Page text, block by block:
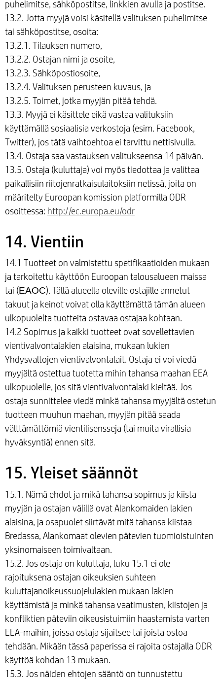
puhelimitse, sähköpostitse, linkkien avulla ja postitse.
13.2. Jotta myyjä voisi käsitellä valituksen puhelimitse
tai sähköpostitse, osoita:
13.2.1. Tilauksen numero,
13.2.2. Ostajan nimi ja osoite,
13.2.3. Sähköpostiosoite,
13.2.4. Valituksen perusteen kuvaus, ja
13.2.5. Toimet, jotka myyjän pitää tehdä.
13.3. Myyjä ei käsittele eikä vastaa valituksiin
käyttämällä sosiaalisia verkostoja (esim. Facebook,
Twitter), jos tätä vaihtoehtoa ei tarvittu nettisivulla.
13.4. Ostaja saa vastauksen valitukseensa 14 päivän.
13.5. Ostaja (kuluttaja) voi myös tiedottaa ja valittaa
paikallisiin riitojenratkaisulaitoksiin netissä, joita on
määritelty Euroopan komission platformilla ODR
osoittessa: http://ec.europa.eu/odr
14. Vientiin
14.1 Tuotteet on valmistettu spetifikaatioiden mukaan
ja tarkoitettu käyttöön Euroopan talousalueen maissa
tai (ЕАОС). Tällä alueella oleville ostajille annetut
takuut ja keinot voivat olla käyttämättä tämän alueen
ulkopuolelta tuotteita ostavaa ostajaa kohtaan.
14.2 Sopimus ja kaikki tuotteet ovat sovellettavien
vientivalvontalakien alaisina, mukaan lukien
Yhdysvaltojen vientivalvontalait. Ostaja ei voi viedä
myyjältä ostettua tuotetta mihin tahansa maahan EEA
ulkopuolelle, jos sitä vientivalvontalaki kieltää. Jos
ostaja sunnittelee viedä minkä tahansa myyjältä ostetun
tuotteen muuhun maahan, myyjän pitää saada
välttämättömiä vientilisensseja (tai muita virallisia
hyväksyntiä) ennen sitä.
15. Yleiset säännöt
15.1. Nämä ehdot ja mikä tahansa sopimus ja kiista
myyjän ja ostajan välillä ovat Alankomaiden lakien
alaisina, ja osapuolet siirtävät mitä tahansa kiistaa
Bredassa, Alankomaat olevien pätevien tuomioistuinten
yksinomaiseen toimivaltaan.
15.2. Jos ostaja on kuluttaja, luku 15.1 ei ole
rajoituksena ostajan oikeuksien suhteen
kuluttajanoikeussuojelulakien mukaan lakien
käyttämistä ja minkä tahansa vaatimusten, kiistojen ja
konfliktien päteviin oikeusistuimiin haastamista varten
EEA-maihin, joissa ostaja sijaitsee tai joista ostoa
tehdään. Mikään tässä paperissa ei rajoita ostajalla ODR
käyttöä kohdan 13 mukaan.
15.3. Jos näiden ehtojen sääntö on tunnustettu